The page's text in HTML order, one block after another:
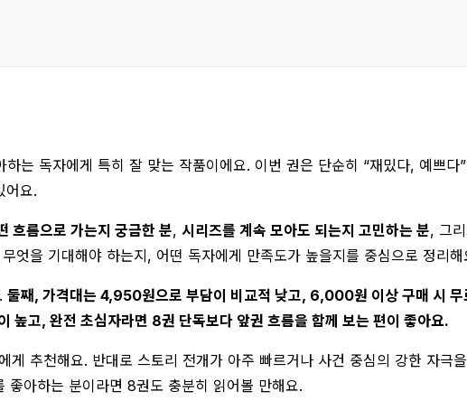
하는 독자에게 특히 잘 맞는 작품이에요. 이번 권은 단순히 “재밌다, 예쁘다
어요.
흐름으로 가는지 궁금한 분, 시리즈를 계속 모아도 되는지 고민하는 분, 그
엇을 기대해야 하는지, 어떤 독자에게 만족도가 높을지를 중심으로 정리해
둘째, 가격대는 4,950원으로 부담이 비교적 낮고, 6,000원 이상 구매 시 무
높고, 완전 초심자라면 8권 단독보다 앞권 흐름을 함께 보는 편이 좋아요.
게 추천해요. 반대로 스토리 전개가 아주 빠르거나 사건 중심의 강한 자극
아하는 분이라면 8권도 충분히 읽어볼 만해요.